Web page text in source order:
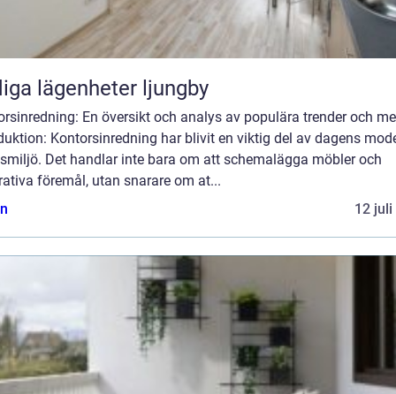
lägenheter ljungby
En översikt och analys av populära trender och
Kontorsinredning har blivit en viktig del av dagens
Det handlar inte bara om att schemalägga möbler och
föremål, utan snarare om at...
12 juli